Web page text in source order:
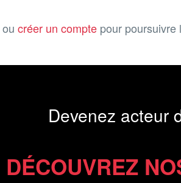
ou créer un compte pour poursuivre
Devenez acteur
DÉCOUVREZ